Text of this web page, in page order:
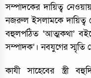
সম্পাদকের দায়িত্ব
নজরুল ইসলামকে
বহুলপঠিত ‘আত্মকথা’
সম্পাদক’। নবযুগের স্মৃতি
কাযী সাহেবের স্ত্রী